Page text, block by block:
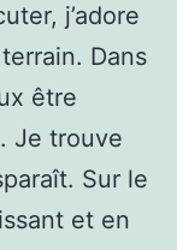
j’adore
Dans
être
Je trouve
Sur le
et en